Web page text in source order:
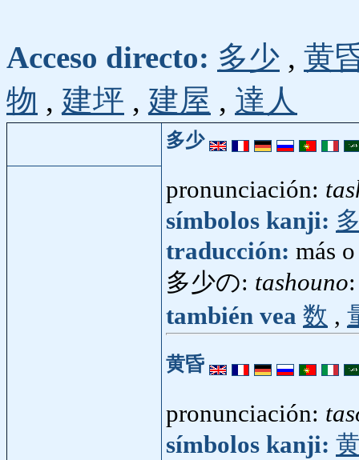
Acceso directo: 多少 , 黄
物 , 建坪 , 建屋 , 達人
多少
pronunciación:
símbolos kanji:
traducción: más
多少の: tashouno
también vea 数 ,
黄昏
pronunciación:
símbolos kanji: